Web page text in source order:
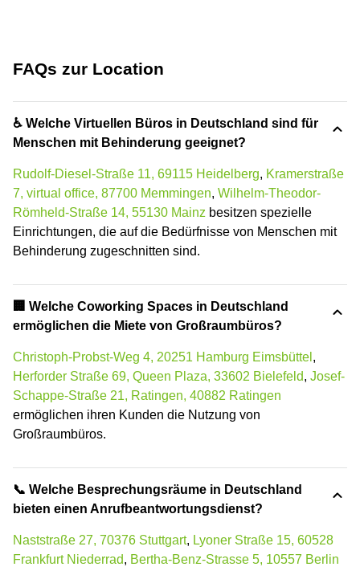
FAQs zur Location
♿ Welche Virtuellen Büros in Deutschland sind für
Menschen mit Behinderung geeignet?
Rudolf-Diesel-Straße 11, 69115 Heidelberg, Kramerstraße
7, virtual office, 87700 Memmingen, Wilhelm-Theodor-
Römheld-Straße 14, 55130 Mainz besitzen spezielle
Einrichtungen, die auf die Bedürfnisse von Menschen mit
Behinderung zugeschnitten sind.
‍🏢 Welche Coworking Spaces in Deutschland
ermöglichen die Miete von Großraumbüros?
Christoph-Probst-Weg 4, 20251 Hamburg Eimsbüttel ,
Herforder Straße 69, Queen Plaza, 33602 Bielefeld, Josef-
Schappe-Straße 21, Ratingen, 40882 Ratingen
ermöglichen ihren Kunden die Nutzung von
Großraumbüros.
📞 Welche Besprechungsräume in Deutschland
bieten einen Anrufbeantwortungsdienst?
Naststraße 27, 70376 Stuttgart, Lyoner Straße 15, 60528
Frankfurt Niederrad, Bertha-Benz-Strasse 5, 10557 Berlin